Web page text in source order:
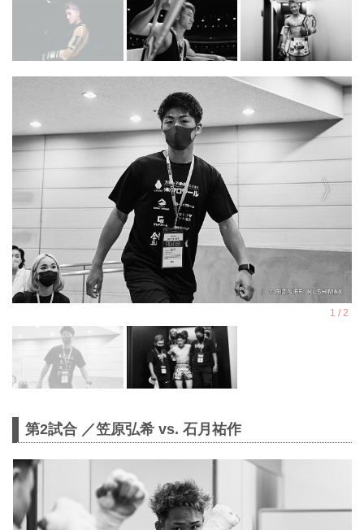
第2試合 ／笠原弘希 vs. 石月祐作